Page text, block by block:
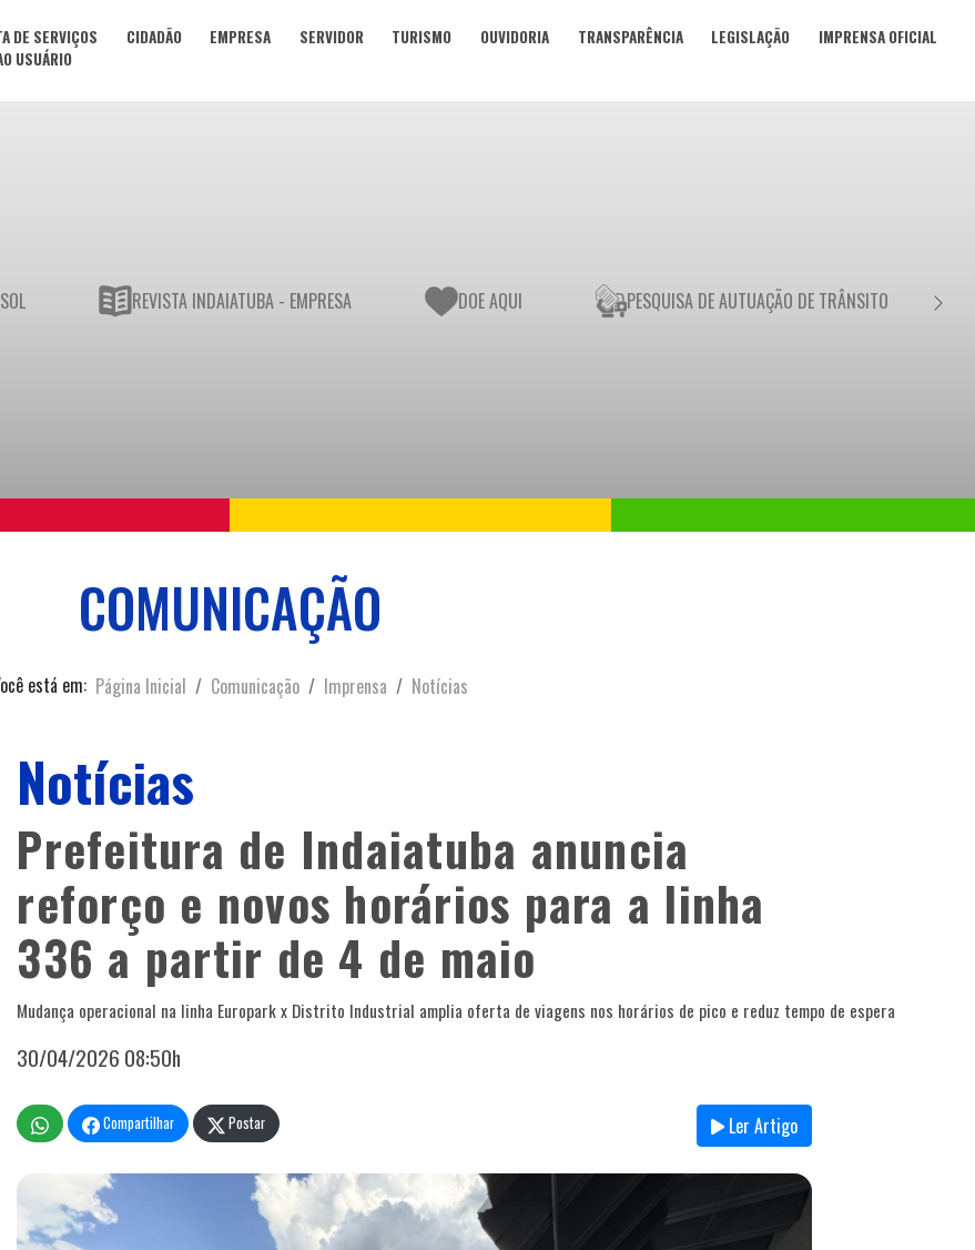
DE SERVIÇOS
USUÁRIO
CIDADÃO EMPRESA SERVIDOR TURISMO OUVIDORIA TRANSPARÊNCIA LEGISLAÇÃO IMPRENSA OFICIAL
REVISTA INDAIATUBA - EMPRESA DOE AQUI PESQUISA DE AUTUAÇÃO DE TRÂNSITO
COMUNICAÇÃO
está em: Página Inicial Comunicação Imprensa Notícias
Notícias
Prefeitura de Indaiatuba anuncia
reforço e novos horários para a linha
336 a partir de 4 de maio
Mudança operacional na linha Europark x Distrito Industrial amplia oferta de viagens nos horários de pico e reduz tempo de espera
30/04/2026 08:50h
Compartilhar Postar Ler Artigo